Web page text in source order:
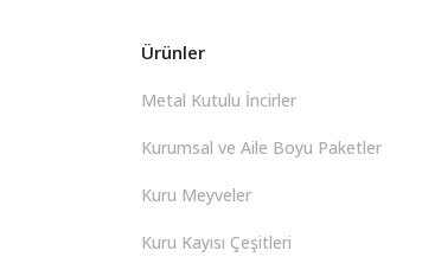
Ürünler
Metal Kutulu İncirler
Kurumsal ve Aile Boyu Paketler
Kuru Meyveler
Kuru Kayısı Çeşitleri